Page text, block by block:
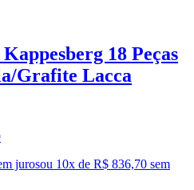
18 Peças
Grafite Lacca
jurosou 10x de R$ 836,70 sem